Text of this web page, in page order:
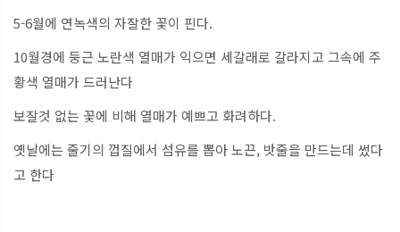
5-6월에 연녹색의 자잘한 꽃이 핀다.
10월경에 둥근 노란색 열매가 익으면 세갈래로 갈라지고 그속에 주
황색 열매가 드러난다
보잘것 없는 꽃에 비해 열매가 예쁘고 화려하다.
옛날에는 줄기의 껍질에서 섬유를 뽑아 노끈, 밧줄을 만드는데 썼다
고 한다